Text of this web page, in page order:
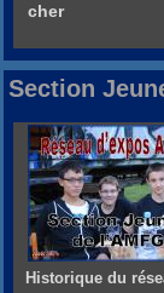
cher
Section
Historique du